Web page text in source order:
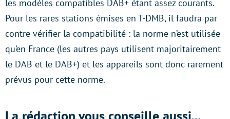
les modèles compatibles DAB+ étant assez courants.
Pour les rares stations émises en T-DMB, il faudra par
contre vérifier la compatibilité : la norme n’est utilisée
qu’en France (les autres pays utilisent majoritairement
le DAB et le DAB+) et les appareils sont donc rarement
prévus pour cette norme.